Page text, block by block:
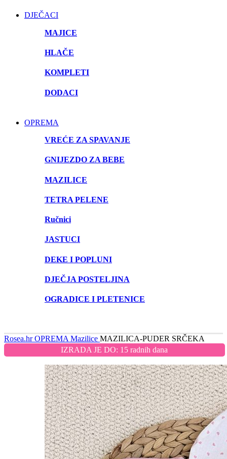
DJEČACI
MAJICE
HLAČE
KOMPLETI
DODACI
OPREMA
VREĆE ZA SPAVANJE
GNIJEZDO ZA BEBE
MAZILICE
TETRA PELENE
Ručnici
JASTUCI
DEKE I POPLUNI
DJEČJA POSTELJINA
OGRADICE I PLETENICE
Rosea.hrOPREMAMazilice MAZILICA-PUDER SRČEKA
IZRADA JE DO: 15 radnih dana